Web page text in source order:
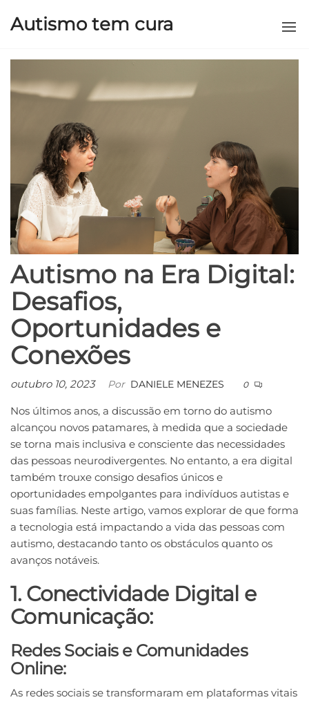
Autismo tem cura
Autismo na Era Digital:
Desafios,
Oportunidades e
Conexões
outubro 10, 2023 Por DANIELE MENEZES 0
Nos últimos anos, a discussão em torno do autismo
alcançou novos patamares, à medida que a sociedade
se torna mais inclusiva e consciente das necessidades
das pessoas neurodivergentes. No entanto, a era digital
também trouxe consigo desafios únicos e
oportunidades empolgantes para indivíduos autistas e
suas famílias. Neste artigo, vamos explorar de que forma
a tecnologia está impactando a vida das pessoas com
autismo, destacando tanto os obstáculos quanto os
avanços notáveis.
1. Conectividade Digital e
Comunicação:
Redes Sociais e Comunidades
Online:
As redes sociais se transformaram em plataformas vitais